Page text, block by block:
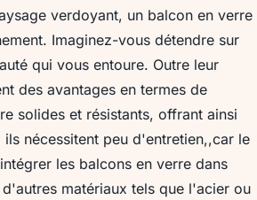
verdoyant, un balcon en verre
Imaginez-vous détendre sur
qui vous entoure. Outre leur
des avantages en termes de
solides et résistants, offrant ainsi
nécessitent peu d'entretien,,car le
les balcons en verre dans
matériaux tels que l'acier ou